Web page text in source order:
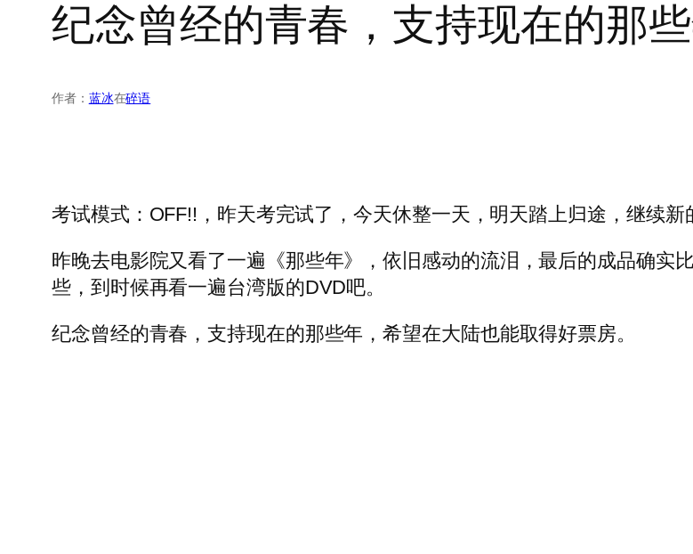
纪念曾经的青春，支持现在的那
作者： 蓝冰在碎语
考试模式：OFF!!，昨天考完试了，今天休整一天，明天踏上归途，继续新
昨晚去电影院又看了一遍《那些年》，依旧感动的流泪，最后的成品确实
些，到时候再看一遍台湾版的DVD吧。
纪念曾经的青春，支持现在的那些年，希望在大陆也能取得好票房。